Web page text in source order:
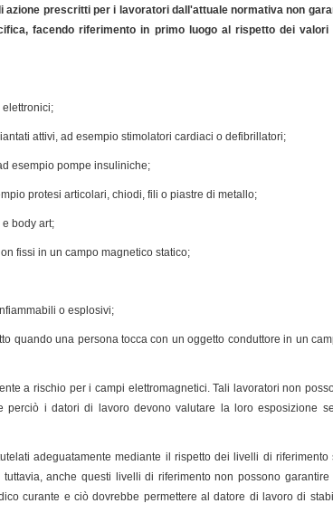
prescritti per i lavoratori dall'attuale normativa non
facendo riferimento in primo luogo al rispetto dei
elettronici;
attivi, ad esempio stimolatori cardiaci o defibrillatori;
esempio pompe insuliniche;
protesi articolari, chiodi, fili o piastre di metallo;
body art;
fissi in un campo magnetico statico;
o esplosivi;
quando una persona tocca con un oggetto conduttore in un
a rischio per i campi elettromagnetici. Tali lavoratori non
i datori di lavoro devono valutare la loro esposizione
adeguatamente mediante il rispetto dei livelli di
anche questi livelli di riferimento non possono
curante e ciò dovrebbe permettere al datore di lavoro di